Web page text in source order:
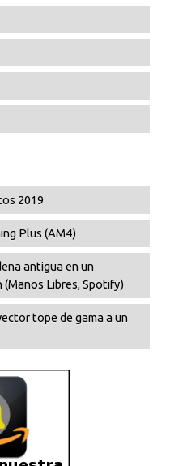
2019
Plus (AM4)
antigua en un
Libres, Spotify)
tope de gama a un